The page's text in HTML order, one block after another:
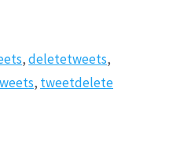
,deletetweets,
, tweetdelete